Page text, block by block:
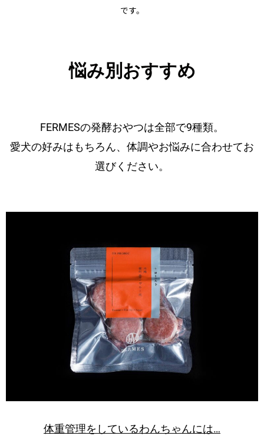
です。
悩み別おすすめ
FERMESの発酵おやつは全部で9種類。
愛犬の好みはもちろん、体調やお悩みに合わせてお
選びください。
体重管理をしているわんちゃんには…